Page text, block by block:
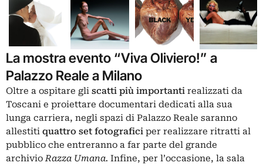
La mostra evento “Viva Oliviero!” a
Palazzo Reale a Milano
Oltre a ospitare gli scatti più importanti realizzati da
Toscani e proiettare documentari dedicati alla sua
lunga carriera, negli spazi di Palazzo Reale saranno
allestiti quattro set fotografici per realizzare ritratti al
pubblico che entreranno a far parte del grande
archivioRazza Umana. Infine, per l’occasione, la sala